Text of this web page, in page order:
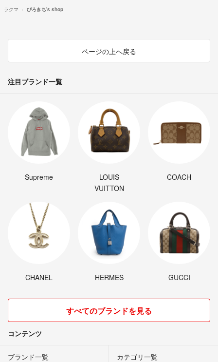
ラクマ ぴろきち's shop
ページの上へ戻る
注目ブランド一覧
Supreme
LOUIS
VUITTON
COACH
CHANEL HERMES GUCCI
すべてのブランドを見る
コンテンツ
ブランド一覧 カテゴリ一覧